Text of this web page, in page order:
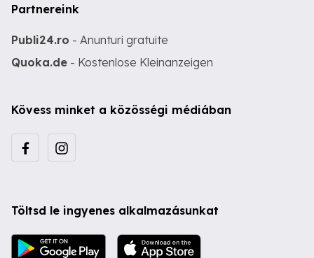
Partnereink
Publi24.ro - Anunturi gratuite
Quoka.de - Kostenlose Kleinanzeigen
Kövess minket a közösségi médiában
Töltsd le ingyenes alkalmazásunkat